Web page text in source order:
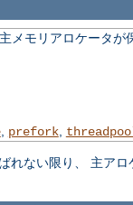
メモリアロケータが
, prefork,
れない限り、 主ア